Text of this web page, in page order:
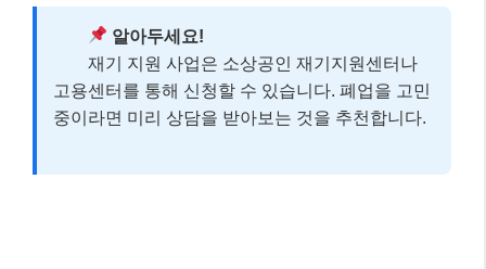
알아두세요!
재기 지원 사업은 소상공인 재기지원센터나
고용센터를 통해 신청할 수 있습니다. 폐업을 고민
중이라면 미리 상담을 받아보는 것을 추천합니다.